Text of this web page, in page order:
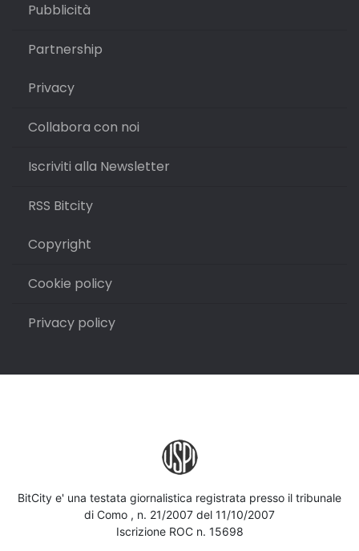
Pubblicità
Partnership
Privacy
Collabora con noi
Iscriviti alla Newsletter
RSS Bitcity
Copyright
Cookie policy
Privacy policy
BitCity e' una testata giornalistica registrata presso il tribunale
di Como , n. 21/2007 del 11/10/2007
Iscrizione ROC n. 15698